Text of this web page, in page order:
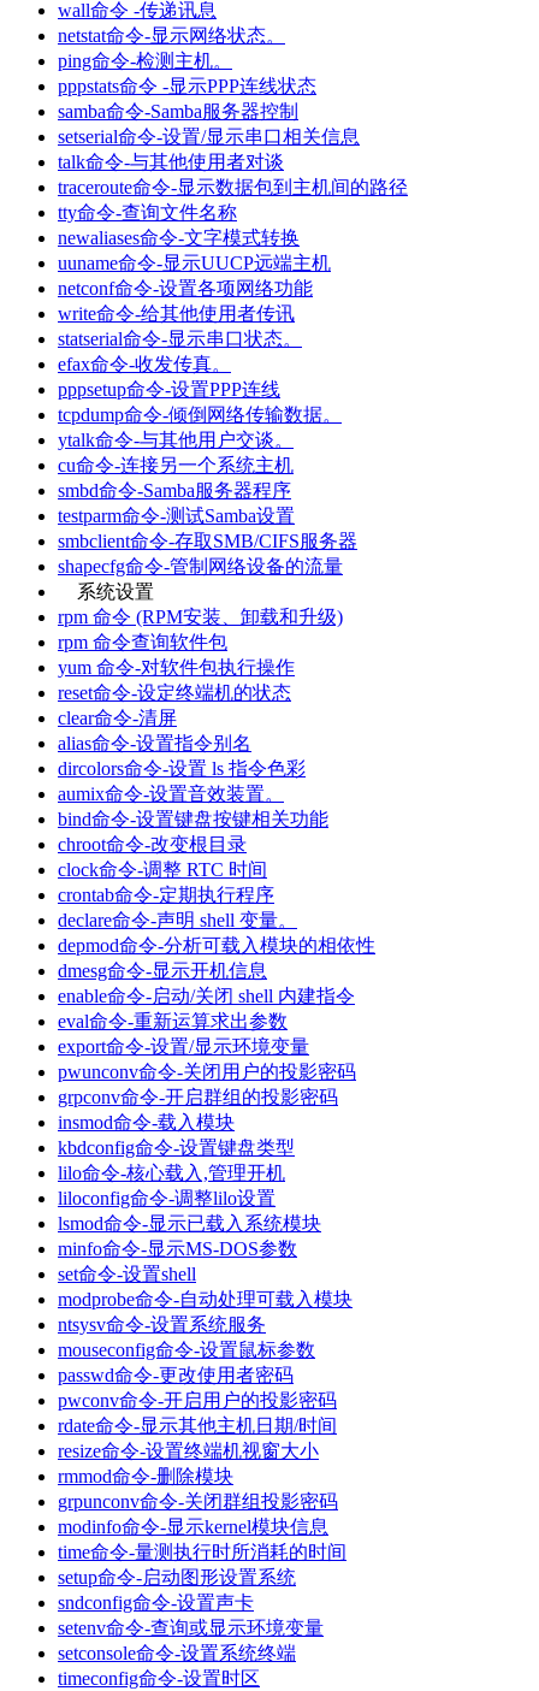
wall命令 -传递讯息
netstat命令-显示网络状态。
ping命令-检测主机。
pppstats命令 -显示PPP连线状态
samba命令-Samba服务器控制
setserial命令-设置/显示串口相关信息
talk命令-与其他使用者对谈
traceroute命令-显示数据包到主机间的路径
tty命令-查询文件名称
newaliases命令-文字模式转换
uuname命令-显示UUCP远端主机
netconf命令-设置各项网络功能
write命令-给其他使用者传讯
statserial命令-显示串口状态。
efax命令-收发传真。
pppsetup命令-设置PPP连线
tcpdump命令-倾倒网络传输数据。
ytalk命令-与其他用户交谈。
cu命令-连接另一个系统主机
smbd命令-Samba服务器程序
testparm命令-测试Samba设置
smbclient命令-存取SMB/CIFS服务器
shapecfg命令-管制网络设备的流量
系统设置
rpm 命令 (RPM安装、卸载和升级)
rpm 命令查询软件包
yum 命令-对软件包执行操作
reset命令-设定终端机的状态
clear命令-清屏
alias命令-设置指令别名
dircolors命令-设置 ls 指令色彩
aumix命令-设置音效装置。
bind命令-设置键盘按键相关功能
chroot命令-改变根目录
clock命令-调整 RTC 时间
crontab命令-定期执行程序
declare命令-声明 shell 变量。
depmod命令-分析可载入模块的相依性
dmesg命令-显示开机信息
enable命令-启动/关闭 shell 内建指令
eval命令-重新运算求出参数
export命令-设置/显示环境变量
pwunconv命令-关闭用户的投影密码
grpconv命令-开启群组的投影密码
insmod命令-载入模块
kbdconfig命令-设置键盘类型
lilo命令-核心载入,管理开机
liloconfig命令-调整lilo设置
lsmod命令-显示已载入系统模块
minfo命令-显示MS-DOS参数
set命令-设置shell
modprobe命令-自动处理可载入模块
ntsysv命令-设置系统服务
mouseconfig命令-设置鼠标参数
passwd命令-更改使用者密码
pwconv命令-开启用户的投影密码
rdate命令-显示其他主机日期/时间
resize命令-设置终端机视窗大小
rmmod命令-删除模块
grpunconv命令-关闭群组投影密码
modinfo命令-显示kernel模块信息
time命令-量测执行时所消耗的时间
setup命令-启动图形设置系统
sndconfig命令-设置声卡
setenv命令-查询或显示环境变量
setconsole命令-设置系统终端
timeconfig命令-设置时区